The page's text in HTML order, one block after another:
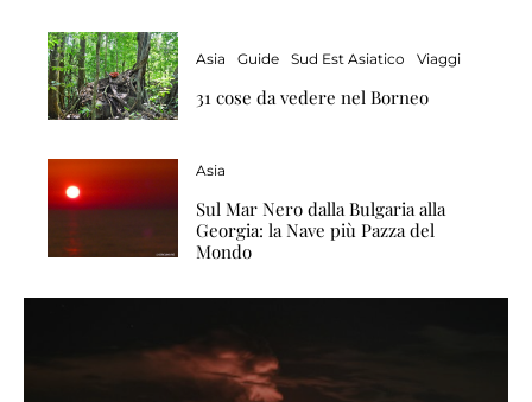
Asia Guide Sud Est Asiatico Viaggi
31 cose da vedere nel Borneo
Asia
Sul Mar Nero dalla Bulgaria alla
Georgia: la Nave più Pazza del
Mondo